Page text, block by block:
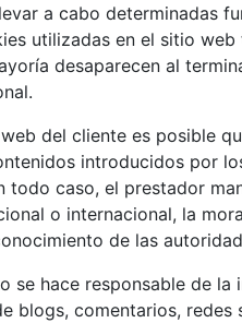
a cabo determinadas
utilizadas en el sitio
desaparecen al
del cliente es posible
introducidos por
todo caso, el prestador
o internacional, la
de las
se hace responsable de
blogs, comentarios,